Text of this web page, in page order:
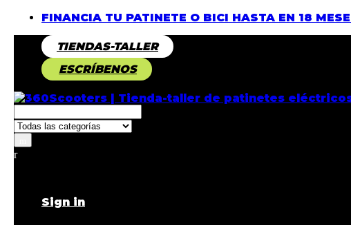
FINANCIA TU PATINETE O BICI HASTA EN 18
TIENDAS-TALLER
ESCRÍBENOS
Sign in